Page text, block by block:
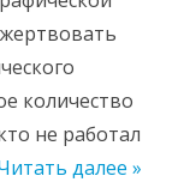
количество
не работал
далее »